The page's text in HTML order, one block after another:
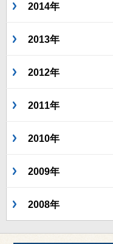
2014年
2013年
2012年
2011年
2010年
2009年
2008年